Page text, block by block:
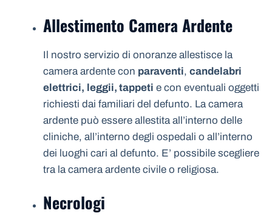
Allestimento Camera Ardente
Il nostro servizio di onoranze allestisce la
camera ardente con paraventi, candelabri
elettrici, leggii, tappeti e con eventuali oggetti
richiesti dai familiari del defunto. La camera
ardente può essere allestita all’interno delle
cliniche, all’interno degli ospedali o all’interno
dei luoghi cari al defunto. E’ possibile scegliere
tra la camera ardente civile o religiosa.
Necrologi